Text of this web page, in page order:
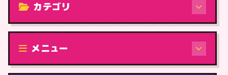
カテゴリ
修理（機種から）
メニュー